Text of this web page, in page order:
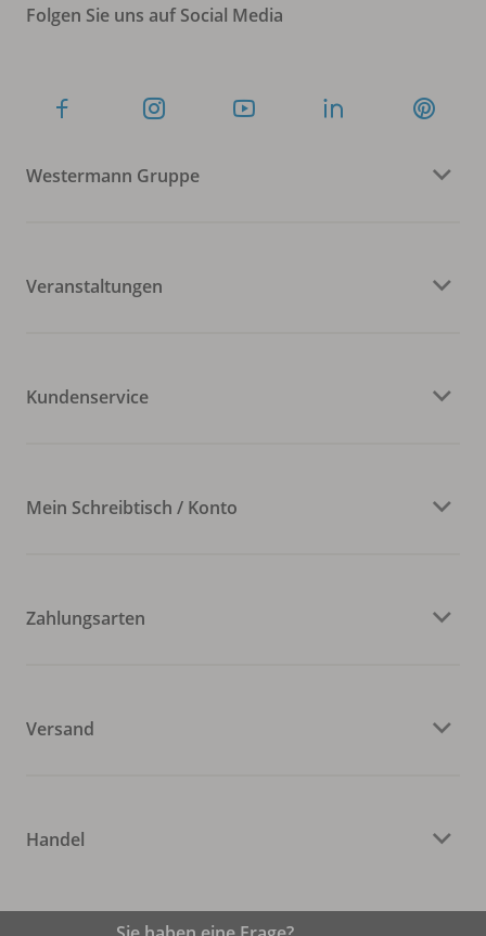
Folgen Sie uns auf Social Media
Westermann Gruppe
Veranstaltungen
Kundenservice
Mein Schreibtisch / Konto
Zahlungsarten
Versand
Handel